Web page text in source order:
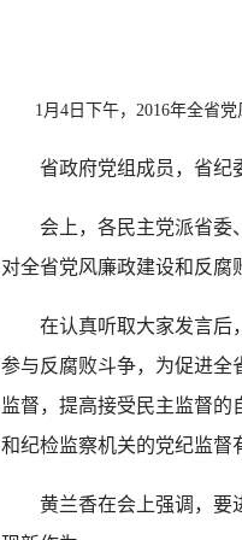
1月4日下午，2016年全省党
省政府党组成员，省纪委
会上，各民主党派省委、
对全省党风廉政建设和反腐
在认真听取大家发言后，
参与反腐败斗争，为促进全
监督，提高接受民主监督
和纪检监察机关的党纪监督
黄兰香在会上强调，要进